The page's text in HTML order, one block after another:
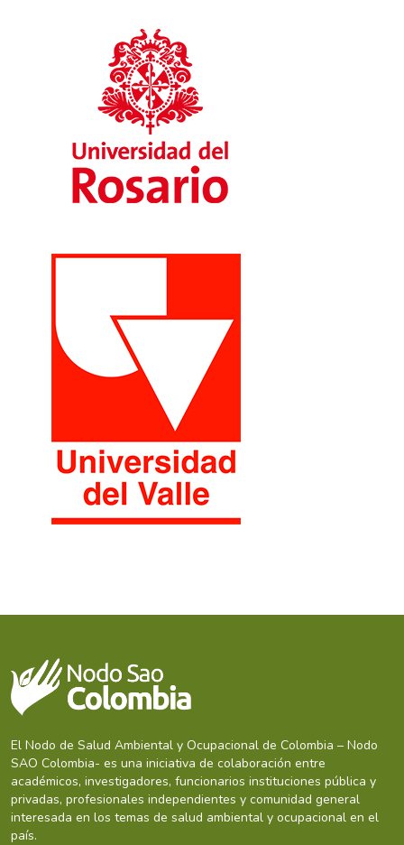
El Nodo de Salud Ambiental y Ocupacional de Colombia – Nodo
SAO Colombia- es una iniciativa de colaboración entre
académicos, investigadores, funcionarios instituciones pública y
privadas, profesionales independientes y comunidad general
interesada en los temas de salud ambiental y ocupacional en el
país.